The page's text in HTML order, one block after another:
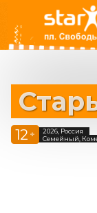
12 +
2026, Россия
Семейный,